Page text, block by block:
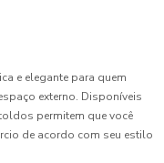
e elegante para quem
externo. Disponíveis
permitem que você
de acordo com seu estilo